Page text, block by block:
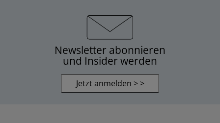
Newsletter abonnieren
und Insider werden
Jetzt anmelden > >